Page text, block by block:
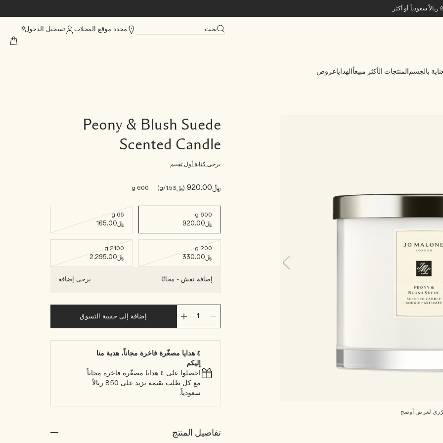
بحث محدد موقع المحلات تسجيل الدخول0
بالجسم المنتجات الأكثر مبيعاً الهداياعروض
Peony & Blush Suede
Scented Candle
يرجى كتابة أول تقييم
لعرض أوضح
﷼920.00 ﷼1.53 /g
600 g
600 g
﷼920.00
65 g
﷼165.00
200 g
﷼330.00
2100 g
﷼2,295.00
إضافة نقش - مجانًا يرجى إضافة
إضافة إلى حقيبة التسوق
٤ هدايا مصغّرة فاخرة مجاناً، هدية منا
إليكم
احصلوا على ٤ هدايا مصغّرة فاخرة مجاناً
مع كل طلب بقيمة تزيد على 850 ريالاً
سعودياً.
تفاصيل المنتج